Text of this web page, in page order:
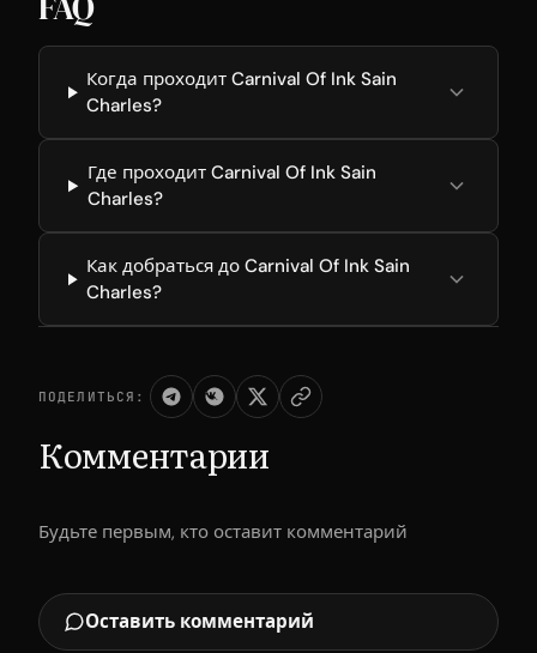
Когда проходит Carnival Of Ink Sain
Charles?
Где проходит Carnival Of Ink Sain
Charles?
Как добраться до Carnival Of Ink Sain
Charles?
ПОДЕЛИТЬСЯ:
Комментарии
Будьте первым, кто оставит комментарий
Оставить комментарий